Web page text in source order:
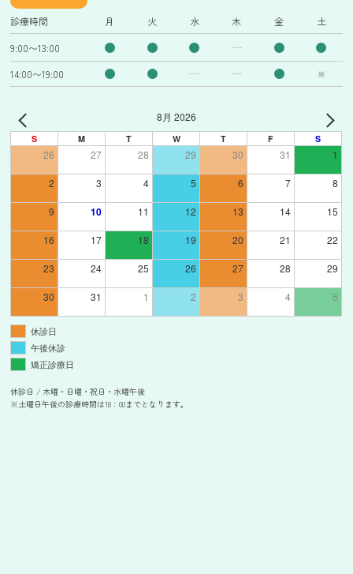
診療時間 月 火 水 木 金 土
9:00〜13:00
14:00〜19:00
※
8月 2026
S M T W T F S
26 27 28 29 30 31 1
2 3 4 5 6 7 8
9 10 11 12 13 14 15
16 17 18 19 20 21 22
23 24 25 26 27 28 29
30 31 1 2 3 4 5
休診日
午後休診
矯正診療日
休診日 / 木曜・日曜・祝日・水曜午後
※土曜日午後の診療時間は18：00までとなります。